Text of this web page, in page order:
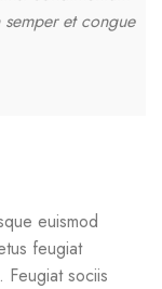
et congue
euismod
feugiat
Feugiat sociis